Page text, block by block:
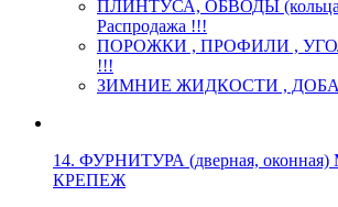
ПЛИНТУСА, ОБВОДЫ (кольца)
Распродажа !!!
ПОРОЖКИ , ПРОФИЛИ ,
!!!
ЗИМНИЕ ЖИДКОСТИ ,
14. ФУРНИТУРА (дверная,
КРЕПЕЖ